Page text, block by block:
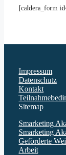
[caldera_form
Impressum
Datenschutz
Kontakt
Sitemap
Smarketing
Smarketing
Geförderte
Arbeit